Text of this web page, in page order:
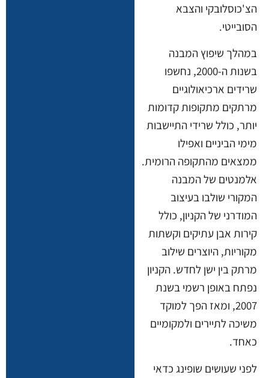
הצ'כוסלובקי והצבא
הסובייטי.
במהלך שיפוץ המבנה
בשנות ה-2000, נחשפו
שרידים ארכיאולוגיים
מרתקים מתקופות קדומות
יותר, כולל שרידי התיישבות
מימי הביניים ואפילו
ממצאים מהתקופה הרומית.
אלמנטים של המבנה
המקורי שולבו בעיצוב
המודרני של הקניון, כולל
קירות אבן עתיקים וקשתות
מקוריות, היוצרים שילוב
מרתק בין ישן לחדש. הקניון
נפתח באופן רשמי בשנת
2007, ומאז הפך למוקד
משיכה לתיירים ולמקומיים
כאחד.
לפני שעושים שופינג כדאי